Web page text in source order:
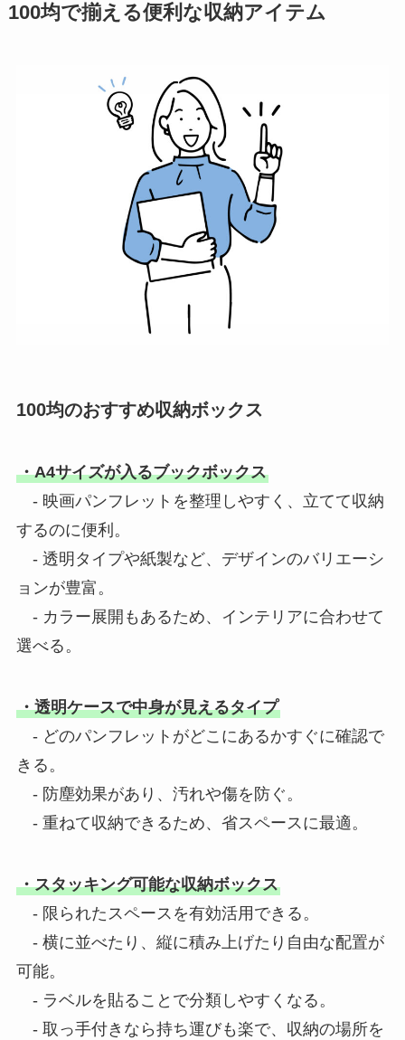
100均で揃える便利な収納アイテム
100均のおすすめ収納ボックス
・A4サイズが入るブックボックス
- 映画パンフレットを整理しやすく、立てて収納
するのに便利。
- 透明タイプや紙製など、デザインのバリエーシ
ョンが豊富。
- カラー展開もあるため、インテリアに合わせて
選べる。
・透明ケースで中身が見えるタイプ
- どのパンフレットがどこにあるかすぐに確認で
きる。
- 防塵効果があり、汚れや傷を防ぐ。
- 重ねて収納できるため、省スペースに最適。
・スタッキング可能な収納ボックス
- 限られたスペースを有効活用できる。
- 横に並べたり、縦に積み上げたり自由な配置が
可能。
- ラベルを貼ることで分類しやすくなる。
- 取っ手付きなら持ち運びも楽で、収納の場所を